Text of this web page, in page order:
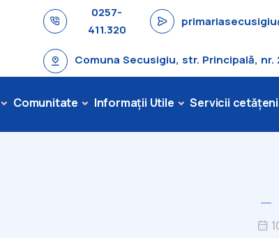
0257-
411.320
Comuna Secusigiu, str. Principală, nr.
Comunitate Informații Utile Servicii cetățeni